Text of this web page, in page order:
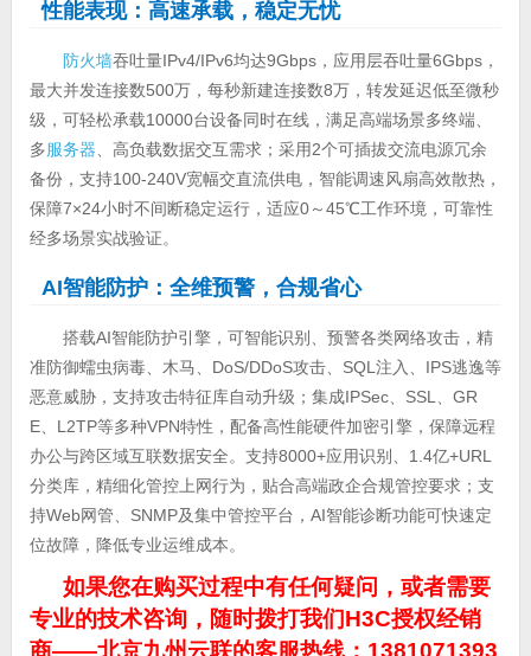
性能表现：高速承载，稳定无忧
防火墙吞吐量IPv4/IPv6均达9Gbps，应用层吞吐量6Gbps，
最大并发连接数500万，每秒新建连接数8万，转发延迟低至微秒
级，可轻松承载10000台设备同时在线，满足高端场景多终端、
多服务器 、高负载数据交互需求；采用2个可插拔交流电源冗余
备份，支持100-240V宽幅交直流供电，智能调速风扇高效散热，
保障7×24小时不间断稳定运行，适应0～45℃工作环境，可靠性
经多场景实战验证。
AI智能防护：全维预警，合规省心
搭载AI智能防护引擎，可智能识别、预警各类网络攻击，精
准防御蠕虫病毒、木马、DoS/DDoS攻击、SQL注入、IPS逃逸等
恶意威胁，支持攻击特征库自动升级；集成IPSec、SSL、GR
E、L2TP等多种VPN特性，配备高性能硬件加密引擎，保障远程
办公与跨区域互联数据安全。支持8000+应用识别、1.4亿+URL
分类库，精细化管控上网行为，贴合高端政企合规管控要求；支
持Web网管、SNMP及集中管控平台，AI智能诊断功能可快速定
位故障，降低专业运维成本。
如果您在购买过程中有任何疑问，或者需要
专业的技术咨询，随时拨打我们H3C授权经销
商——北京九州云联的客服热线：1381071393